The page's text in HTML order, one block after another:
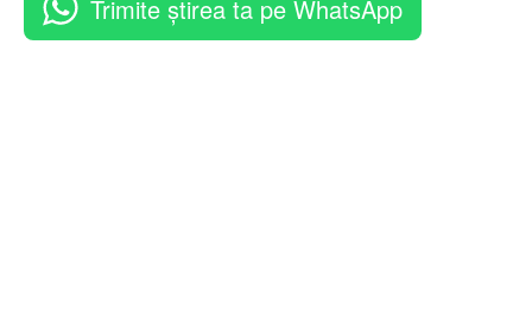
Trimite știrea ta pe WhatsApp